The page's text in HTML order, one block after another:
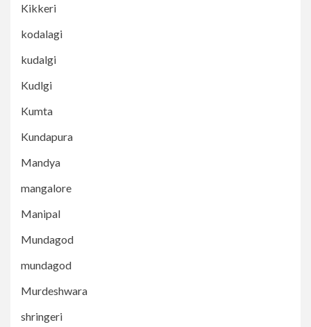
Kikkeri
kodalagi
kudalgi
Kudlgi
Kumta
Kundapura
Mandya
mangalore
Manipal
Mundagod
mundagod
Murdeshwara
shringeri